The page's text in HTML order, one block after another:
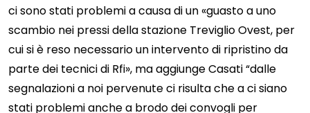
ci sono stati problemi a causa di un «guasto a uno
scambio nei pressi della stazione Treviglio Ovest, per
cui si è reso necessario un intervento di ripristino da
parte dei tecnici di Rfi», ma aggiunge Casati “dalle
segnalazioni a noi pervenute ci risulta che a ci siano
stati problemi anche a brodo dei convogli per